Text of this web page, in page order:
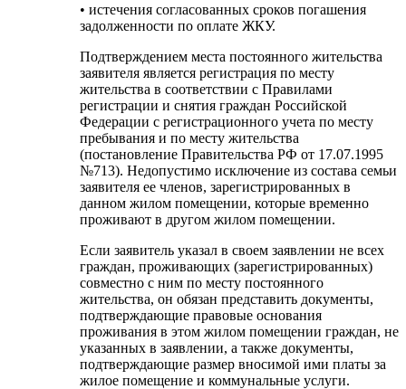
• истечения согласованных сроков погашения
задолженности по оплате ЖКУ.
Подтверждением места постоянного жительства
заявителя является регистрация по месту
жительства в соответствии с Правилами
регистрации и снятия граждан Российской
Федерации с регистрационного учета по месту
пребывания и по месту жительства
(постановление Правительства РФ от 17.07.1995
№713). Недопустимо исключение из состава семьи
заявителя ее членов, зарегистрированных в
данном жилом помещении, которые временно
проживают в другом жилом помещении.
Если заявитель указал в своем заявлении не всех
граждан, проживающих (зарегистрированных)
совместно с ним по месту постоянного
жительства, он обязан представить документы,
подтверждающие правовые основания
проживания в этом жилом помещении граждан, не
указанных в заявлении, а также документы,
подтверждающие размер вносимой ими платы за
жилое помещение и коммунальные услуги.